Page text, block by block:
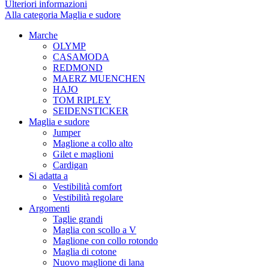
Ulteriori informazioni
Alla categoria Maglia e sudore
Marche
OLYMP
CASAMODA
REDMOND
MAERZ MUENCHEN
HAJO
TOM RIPLEY
SEIDENSTICKER
Maglia e sudore
Jumper
Maglione a collo alto
Gilet e maglioni
Cardigan
Si adatta a
Vestibilità comfort
Vestibilità regolare
Argomenti
Taglie grandi
Maglia con scollo a V
Maglione con collo rotondo
Maglia di cotone
Nuovo maglione di lana